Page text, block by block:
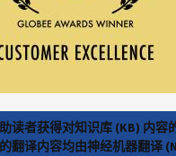
读者获得对知识库 (KB) 内容
翻译内容均由神经机器翻译